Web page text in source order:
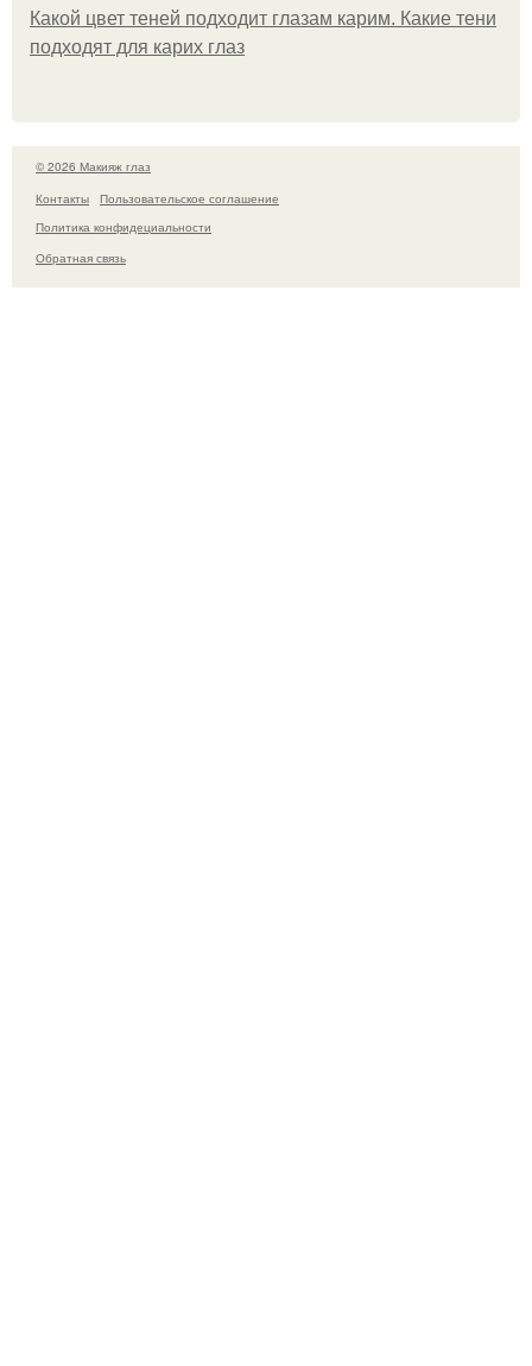
Какой цвет теней подходит глазам карим. Какие тени
подходят для карих глаз
© 2026 Макияж глаз
Контакты
Пользовательское соглашение
Политика конфидециальности
Обратная связь